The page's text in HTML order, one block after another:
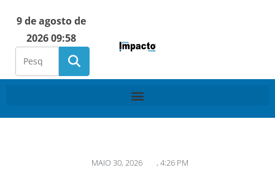
9 de agosto de
2026 09:58
MAIO 30, 2026 , 4:26 PM